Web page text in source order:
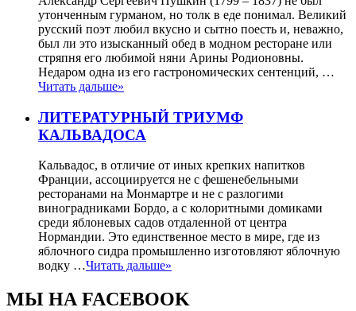
утонченным гурманом, но толк в еде понимал. Великий
русский поэт любил вкусно и сытно поесть и, неважно,
был ли это изысканный обед в модном ресторане или
стряпня его любимой няни Арины Родионовны.
Недаром одна из его гастрономических сентенций, …
Читать дальше»
ЛИТЕРАТУРНЫЙ ТРИУМФ
КАЛЬВАДОСА
Кальвадос, в отличие от иных крепких напитков
Франции, ассоциируется не с фешенебельными
ресторанами на Монмартре и не с разлогими
виноградниками Бордо, а с колоритными домиками
среди яблоневых садов отдаленной от центра
Нормандии. Это единственное место в мире, где из
яблочного сидра промышленно изготовляют яблочную
водку …Читать дальше»
МЫ НА FACEBOOK